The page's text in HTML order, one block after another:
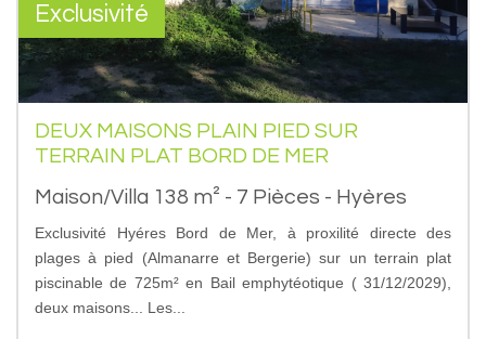
Exclusivité
DEUX MAISONS PLAIN PIED SUR
TERRAIN PLAT BORD DE MER
Maison/Villa 138 m² - 7 Pièces - Hyères
Exclusivité Hyéres Bord de Mer, à proxilité directe des
plages à pied (Almanarre et Bergerie) sur un terrain plat
piscinable de 725m² en Bail emphytéotique ( 31/12/2029),
deux maisons... Les...